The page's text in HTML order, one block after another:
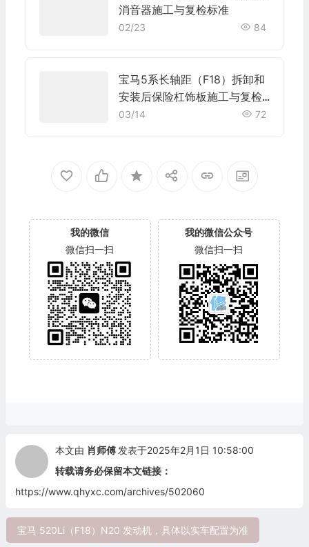
消音器施工与复检标准
02/23 84
宝马5系长轴距（F18）拆卸和
安装后保险杠饰板施工与复检
标准
03/14 72
我的微信
微信扫一扫
我的微信公众号
微信扫一扫
本文由 肖师傅 发表于2025年2月1日 10:58:00
转载请务必保留本文链接：
https://www.qhyxc.com/archives/502060
宝马 520Li（F18）N20 发动机，具体以实车配置为准